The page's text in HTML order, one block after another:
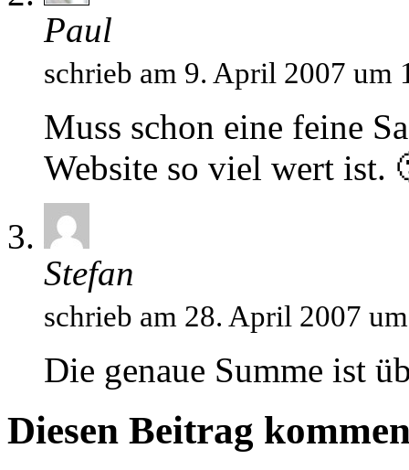
Paul
schrieb am 9. April 2007 um
Muss schon eine feine
Website so viel wert ist.
Stefan
schrieb am 28. April 2007
Die genaue Summe ist
Diesen Beitrag